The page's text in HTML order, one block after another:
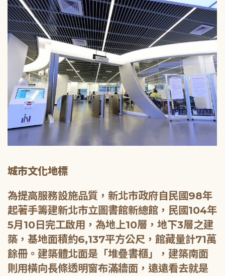
城市文化地標
為提高服務設施品質，新北市政府自民國98年
起著手籌建新北市立圖書館新總館，民國104年
5月10日完工啟用，為地上10層，地下3層之建
築，基地面積約6,137平方公尺，館藏量計71萬
餘冊。建築體北面是「堆疊書櫃」，建築南面
則用橫向長條透明窗布滿牆面，遠遠看去就是